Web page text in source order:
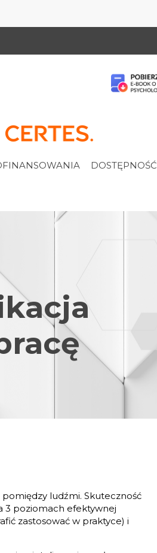
DOSTĘPNOŚĆ
ludźmi. Skuteczność
3 poziomach efektywnej
zastosować w praktyce) i